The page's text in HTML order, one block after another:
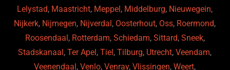
Lelystad, Maastricht, Meppel, Middelburg, Nieuwegein,
Nijkerk, Nijmegen, Nijverdal, Oosterhout, Oss, Roermond,
Roosendaal, Rotterdam, Schiedam, Sittard, Sneek,
Stadskanaal,Ter Apel,Tiel,Tilburg, Utrecht,Veendam,
Veenendaal,Venlo,Venray,Vlissingen,Weert,